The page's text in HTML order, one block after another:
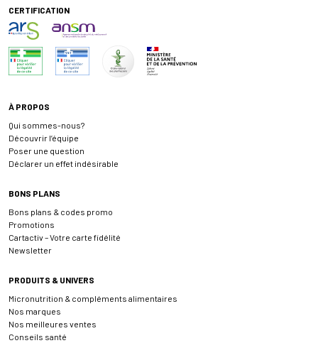
CERTIFICATION
À PROPOS
Qui sommes-nous?
Découvrir l’équipe
Poser une question
Déclarer un effet indésirable
BONS PLANS
Bons plans & codes promo
Promotions
Cartactiv – Votre carte fidélité
Newsletter
PRODUITS & UNIVERS
Micronutrition & compléments alimentaires
Nos marques
Nos meilleures ventes
Conseils santé